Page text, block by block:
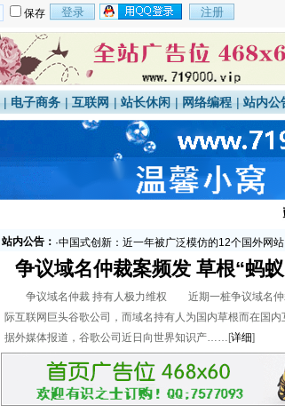
保存
|电子商务 |互联网 |站长休闲 |网络编程 |站内公
站内公告： ·Yahoo发布FireFox下网站优化利器YSlow
·大众点评网再获上亿美元融资 估值近10亿美元
· 传Groupon收购团宝网 国内团购寡头并存竞争
·腾讯整合康盛微博平台 切入垂直行业领域
·中国式创新：近一年被广泛模仿的12个国外网站
·Yahoo发布FireFox下网站优化利器YSlow
·传Groupon收购团宝网 国内团购寡头并存竞争
争议域名仲裁案频发 草根“蚂
象”
争议域名仲裁 持有人极力维权 近期一桩争议域名仲
际互联网巨头谷歌公司，而域名持有人为国内草根而在国内
据外媒体报道，谷歌公司近日向世界知识产……[详细]